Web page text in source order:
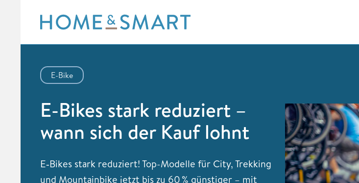
content
E-Bike
E-Bikes stark reduziert –
wann sich der Kauf lohnt
E‑Bikes stark reduziert! Top-Modelle für City, Trekking
und Mountainbike jetzt bis zu 60 % günstiger – mit